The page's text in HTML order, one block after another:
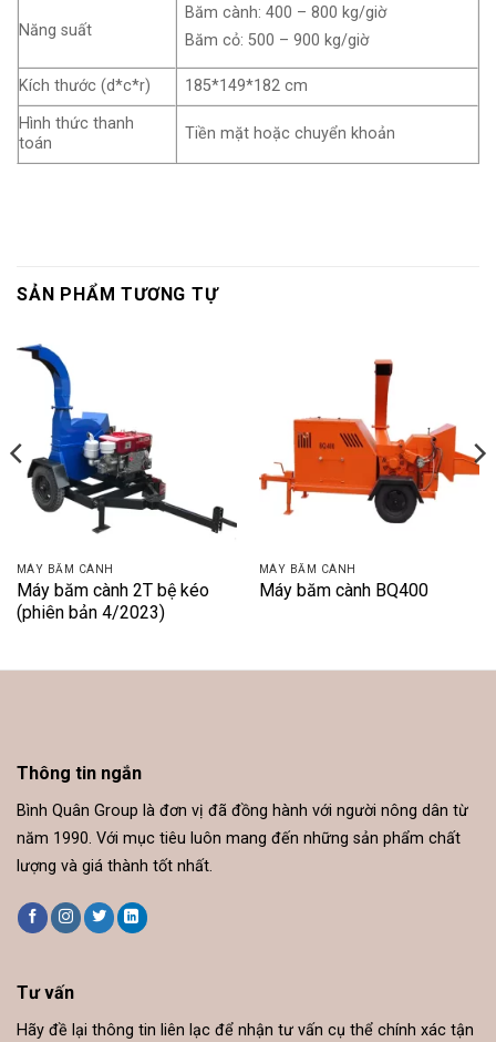
Năng suất
Băm cành: 400 – 800 kg/giờ
Băm cỏ: 500 – 900 kg/giờ
Kích thước (d*c*r)
185*149*182 cm
Hình thức thanh
toán
Tiền mặt hoặc chuyển khoản
SẢN PHẨM TƯƠNG TỰ
MÁY BĂM CÀNH
Máy băm cành 2T bệ kéo
(phiên bản 4/2023)
MÁY BĂM CÀNH
Máy băm cành BQ400
Thông tin ngắn
Bình Quân Group là đơn vị đã đồng hành với người nông dân từ
năm 1990. Với mục tiêu luôn mang đến những sản phẩm chất
lượng và giá thành tốt nhất.
Tư vấn
Hãy đề lại thông tin liên lạc để nhận tư vấn cụ thể chính xác tận